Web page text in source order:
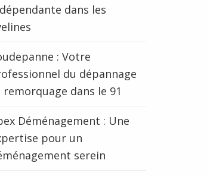
dans les
: Votre
du dépannage
remorquage dans le 91
Déménagement : Une
pour un
serein